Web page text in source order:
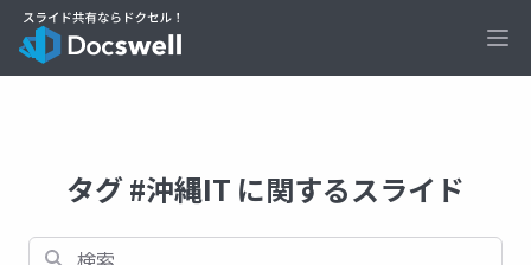
タグ #沖縄IT に関するスライド
検索